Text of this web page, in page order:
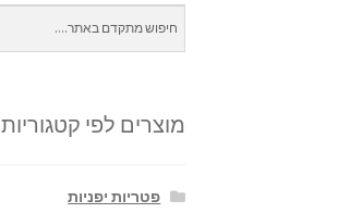
מוצרים לפי קטגוריות
פטריות יפניות